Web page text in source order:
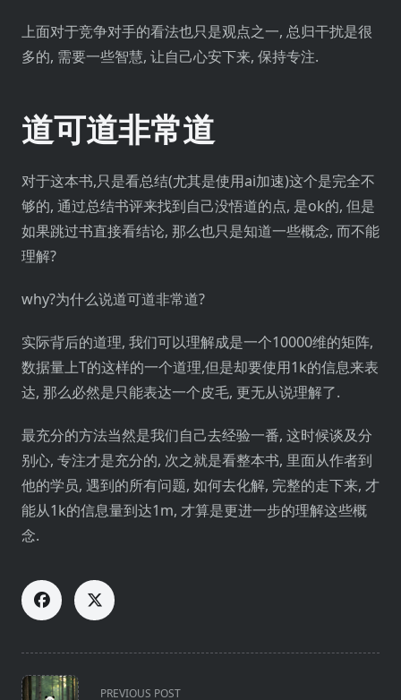
上面对于竞争对手的看法也只是观点之一, 总归干扰是很
多的, 需要一些智慧, 让自己心安下来, 保持专注.
道可道非常道
对于这本书,只是看总结(尤其是使用ai加速)这个是完全不
够的, 通过总结书评来找到自己没悟道的点, 是ok的, 但是
如果跳过书直接看结论, 那么也只是知道一些概念, 而不能
理解?
why?为什么说道可道非常道?
实际背后的道理, 我们可以理解成是一个10000维的矩阵,
数据量上T的这样的一个道理,但是却要使用1k的信息来表
达, 那么必然是只能表达一个皮毛, 更无从说理解了.
最充分的方法当然是我们自己去经验一番, 这时候谈及分
别心, 专注才是充分的, 次之就是看整本书, 里面从作者到
他的学员, 遇到的所有问题, 如何去化解, 完整的走下来, 才
能从1k的信息量到达1m, 才算是更进一步的理解这些概
念.
PREVIOUS POST